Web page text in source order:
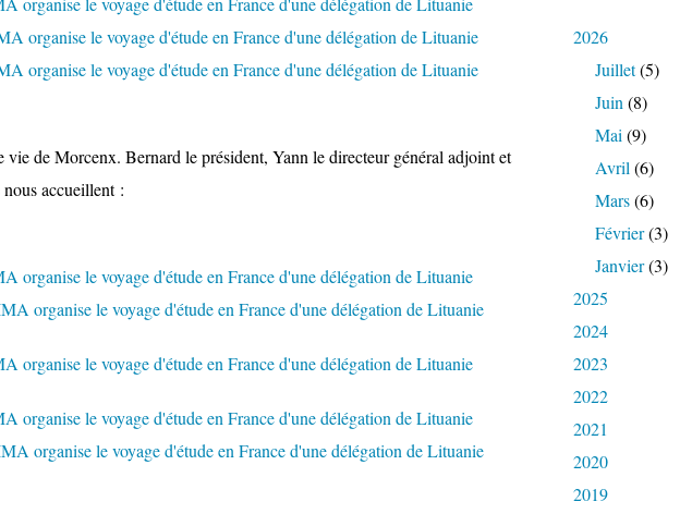
vie de Morcenx. Bernard le président, Yann le directeur général adjoint et
accueillent :
2026
Juillet(5)
Juin (8)
Mai (9)
Avril (6)
Mars(6)
Février(3)
Janvier(3)
2025
2024
2023
2022
2021
2020
2019